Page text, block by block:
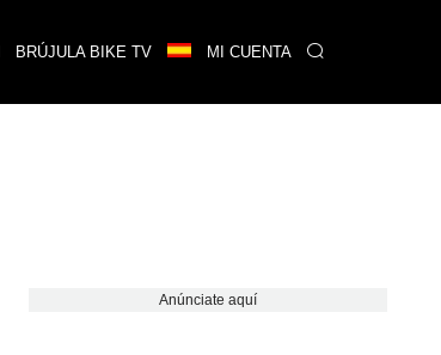
BRÚJULA BIKE TV MI CUENTA
Anúnciate aquí